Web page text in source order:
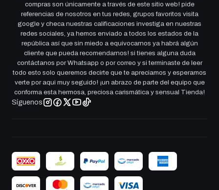
compras son únicamente a través de este sitio web! pide
referencias de nosotros en tus redes, grupos favoritos visita
google y checa nuestras calificaciones investiga en nuestras
redes sociales, ya hemos enviado a todos los estados de la
república así que sin miedo a equivocarnos ya habrá algún
cliente que pueda recomendarnos! si tienes alguna duda
contáctanos por Whatsapp o por correo y si terminaste de leer
todo esto solo queremos decirte que te apreciamos y esperamos
verte por aqui muy seguido! ¡un abrazo de parte del equipo que
conforma esta hermosa, preciosa carismática y sensual Tienda!
Síguenos